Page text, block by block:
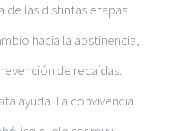
de las distintas etapas.
hacia la abstinencia,
de recaídas.
ayuda. La convivencia